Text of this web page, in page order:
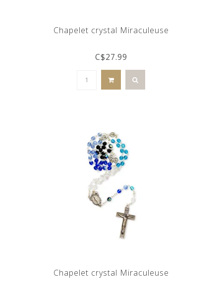
Chapelet crystal Miraculeuse
C$27.99
Chapelet crystal Miraculeuse